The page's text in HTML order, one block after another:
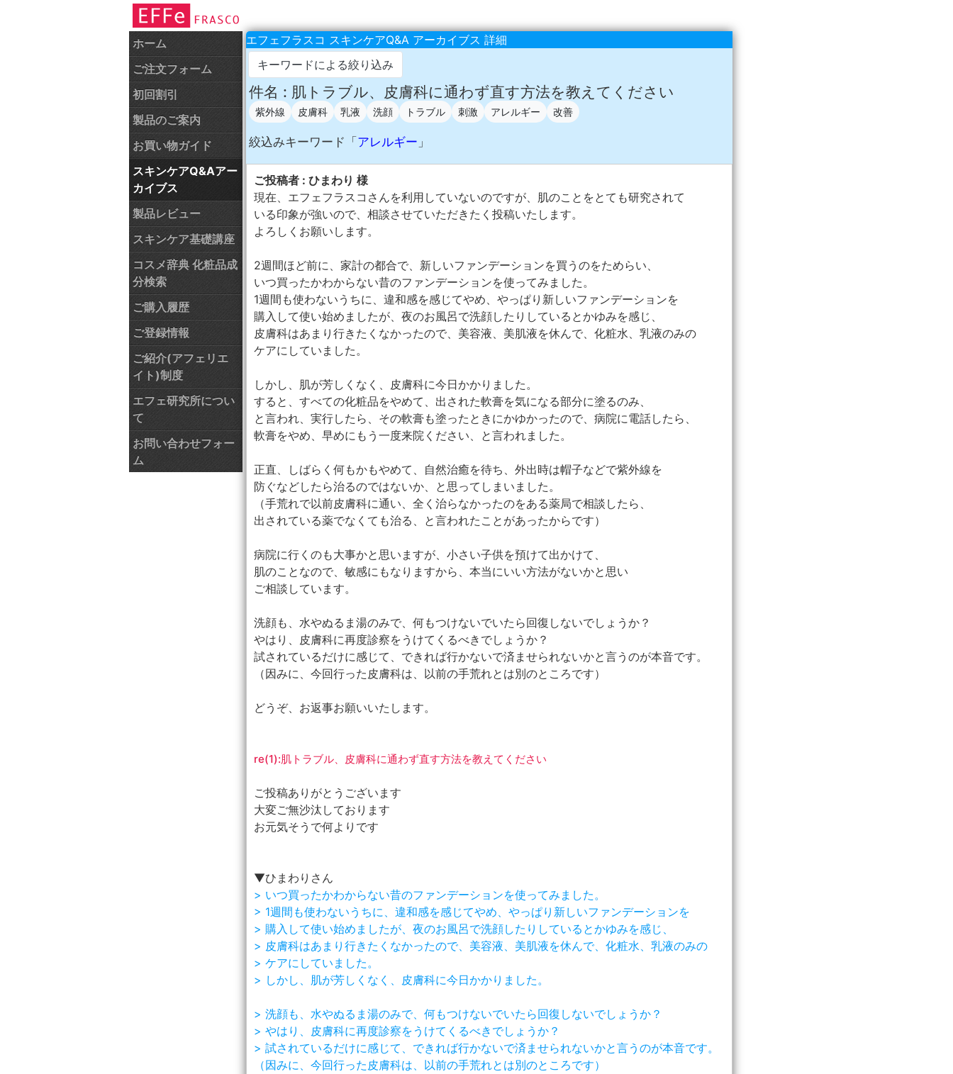
ホーム
ご注文フォーム
初回割引
製品のご案内
お買い物ガイド
スキンケアQ&Aアー
カイブス
製品レビュー
スキンケア基礎講座
コスメ辞典 化粧品成
分検索
ご購入履歴
ご登録情報
ご紹介(アフェリエ
イト)制度
エフェ研究所につい
て
お問い合わせフォー
ム
エフェフラスコ スキンケアQ&A アーカイブス 詳細
キーワードによる絞り込み
件名 : 肌トラブル、皮膚科に通わず直す方法を教えてください
紫外線 皮膚科 乳液 洗顔 トラブル 刺激 アレルギー 改善
絞込みキーワード「 アレルギー 」
ご投稿者 : ひまわり 様
現在、エフェフラスコさんを利用していないのですが、肌のことをとても研究されて
いる印象が強いので、相談させていただきたく投稿いたします。
よろしくお願いします。
2週間ほど前に、家計の都合で、新しいファンデーションを買うのをためらい、
いつ買ったかわからない昔のファンデーションを使ってみました。
1週間も使わないうちに、違和感を感じてやめ、やっぱり新しいファンデーションを
購入して使い始めましたが、夜のお風呂で洗顔したりしているとかゆみを感じ、
皮膚科はあまり行きたくなかったので、美容液、美肌液を休んで、化粧水、乳液のみの
ケアにしていました。
しかし、肌が芳しくなく、皮膚科に今日かかりました。
すると、すべての化粧品をやめて、出された軟膏を気になる部分に塗るのみ、
と言われ、実行したら、その軟膏も塗ったときにかゆかったので、病院に電話したら、
軟膏をやめ、早めにもう一度来院ください、と言われました。
正直、しばらく何もかもやめて、自然治癒を待ち、外出時は帽子などで紫外線を
防ぐなどしたら治るのではないか、と思ってしまいました。
（手荒れで以前皮膚科に通い、全く治らなかったのをある薬局で相談したら、
出されている薬でなくても治る、と言われたことがあったからです）
病院に行くのも大事かと思いますが、小さい子供を預けて出かけて、
肌のことなので、敏感にもなりますから、本当にいい方法がないかと思い
ご相談しています。
洗顔も、水やぬるま湯のみで、何もつけないでいたら回復しないでしょうか？
やはり、皮膚科に再度診察をうけてくるべきでしょうか？
試されているだけに感じて、できれば行かないで済ませられないかと言うのが本音です。
（因みに、今回行った皮膚科は、以前の手荒れとは別のところです）
どうぞ、お返事お願いいたします。
re(1):肌トラブル、皮膚科に通わず直す方法を教えてください
ご投稿ありがとうございます
大変ご無沙汰しております
お元気そうで何よりです
▼ひまわりさん
> いつ買ったかわからない昔のファンデーションを使ってみました。
> 1週間も使わないうちに、違和感を感じてやめ、やっぱり新しいファンデーションを
> 購入して使い始めましたが、夜のお風呂で洗顔したりしているとかゆみを感じ、
> 皮膚科はあまり行きたくなかったので、美容液、美肌液を休んで、化粧水、乳液のみの
> ケアにしていました。
> しかし、肌が芳しくなく、皮膚科に今日かかりました。
> 洗顔も、水やぬるま湯のみで、何もつけないでいたら回復しないでしょうか？
> やはり、皮膚科に再度診察をうけてくるべきでしょうか？
> 試されているだけに感じて、できれば行かないで済ませられないかと言うのが本音です。
（因みに、今回行った皮膚科は、以前の手荒れとは別のところです）